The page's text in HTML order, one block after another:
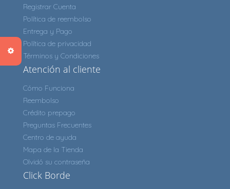
Registrar Cuenta
Política de reembolso
Entrega y Pago
Política de privacidad
Términos y Condiciones
Atención al cliente
Cómo Funciona
Reembolso
Crédito prepago
Preguntas Frecuentes
Centro de ayuda
Mapa de la Tienda
Olvidó su contraseña
Click Borde